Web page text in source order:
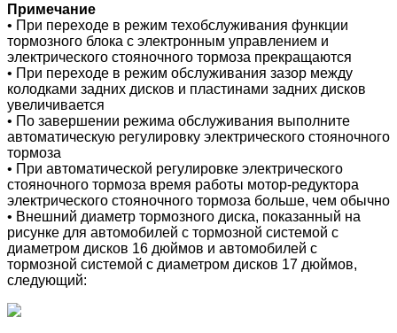
Примечание
• При переходе в режим техобслуживания функции
тормозного блока с электронным управлением и
электрического стояночного тормоза прекращаются
• При переходе в режим обслуживания зазор между
колодками задних дисков и пластинами задних дисков
увеличивается
• По завершении режима обслуживания выполните
автоматическую регулировку электрического стояночного
тормоза
• При автоматической регулировке электрического
стояночного тормоза время работы мотор-редуктора
электрического стояночного тормоза больше, чем обычно
• Внешний диаметр тормозного диска, показанный на
рисунке для автомобилей с тормозной системой с
диаметром дисков 16 дюймов и автомобилей с
тормозной системой с диаметром дисков 17 дюймов,
следующий: